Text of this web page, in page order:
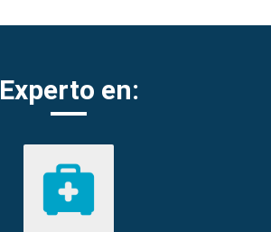
Experto en: